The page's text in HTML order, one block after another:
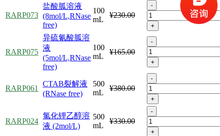
RARP073
盐酸胍溶液
(8mol/L,RNase
free)
100
mL
¥230.00
-
+
RARP075
异硫氰酸胍溶
液
(5mol/L,RNase
free)
100
mL
¥165.00
-
+
RARP061
CTAB裂解液
(RNase free)
500
mL
¥380.00
-
+
RARP024
氯化锂乙醇溶
液 (2mol/L)
500
mL
¥330.00
-
+